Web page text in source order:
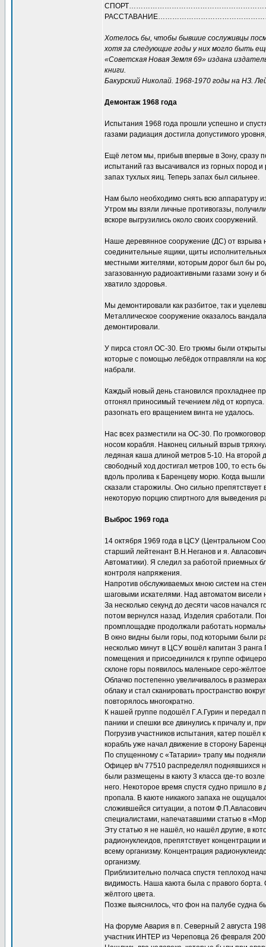
Хотелось бы, чтобы бывшие сослуживцы
хотя за следующие годы у них могло быть
«Советская Новая Земля 69» издана
книги.
Бакурский Николай. 1968-1970 годы на НЗ.
Демонтаж 1968 года
Испытания 1968 года прошли успешно и
газами радиация достигла допустимого
Ещё летом мы, прибыв впервые в Зону, сразу
испытаний газ высачивался из горных пород
запах тухлых яиц. Теперь запах был сильнее.
Нам было необходимо снять всю аппаратуру
Утром мы взяли личные противогазы,
вскоре выгрузились около своих сооружений.
Наше деревянное сооружение (ДС) от взрыва
соединительные ящики, щиты
местными жителями, которым дорог был бы
загазованную радиоактивными газами зону
хватило здоровья.
Мы демонтировали как разбитое, так и
Металлическое сооружение оказалось
демонтировали.
У пирса стоял ОС-30. Его трюмы были открыты,
которые с помощью лебёдок отправляли на
набрали.
Каждый новый день становился прохладнее
отгонял приносимый течением лёд от
разогнать его вращением винта не удалось.
Нас всех разместили на ОС-30. По
носом корабля. Наконец сильный взрыв
ледяная каша длиной метров 5-10. На второй
свободный ход достигал метров 100, то есть
вдоль пролива к Баренцеву морю. Когда
сказали старожилы. Оно сильно
некоторую порцию спиртного для выведения
Выброс 1969 года
14 октября 1969 года в ЦСУ (Центральном
старший лейтенант В.Н.Неганов и я.
Автоматики). Я следил за работой приемных
контроля напряжения.
Напротив обслуживаемых мною систем на
шаговыми искателями. Над автоматом висели
За несколько секунд до десяти часов начался
потом вернулся назад. Изделия сработали.
промплощадке продолжали работать
В окно видны были горы, под которыми были
несколько минут в ЦСУ вошёл капитан 3
помещения и присоединился к группе
склоне горы появилось маленькое серо-
Облачко постепенно увеличивалось в
облаку и стал сканировать пространство
повторялось многократно.
К нашей группе подошёл Г.А.Гурин и передал
паники и спешки все двинулись к причалу и,
Погрузив участников испытания, катер
корабль уже начал движение в сторону
По спущенному с «Татарии» трапу мы
Офицер в/ч 77510 распределял поднявшихся
были размещены в каюту 3 класса где-то
него. Некоторое время спустя судно пришло
пропала. В каюте никакого запаха не
сложившейся ситуации, а потом
специалистами, напечатавшими статью в
Эту статью я не нашёл, но нашёл другие, в
радионуклеидов, препятствует
всему организму. Концентрация
организму.
Приблизительно полчаса спустя теплоход
видимость. Наша каюта была с правого борта.
жёлтого цвета.
Позже выяснилось, что фон на палубе судна
На форуме Авария в п. Северный 2 августа
участник ИНТЕР из Череповца 26 февраля